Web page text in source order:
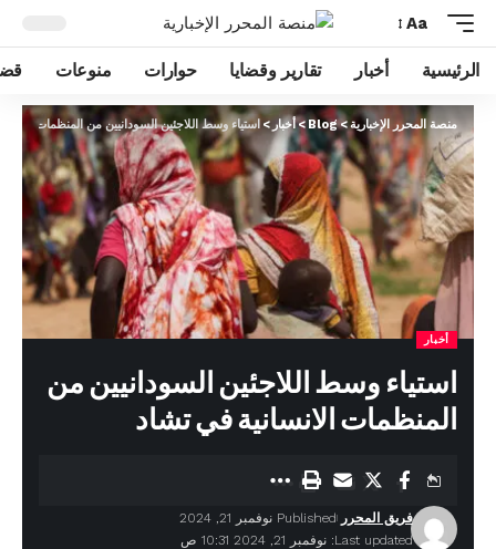
Aa
الرئيسية أخبار تقارير وقضايا حوارات منوعات
منصة المحرر الإخبارية>
Blog
>أخبار > استياء وسط اللاجئين السودانيين من المنظمات
أخبار
استياء وسط اللاجئين السودانيين من
المنظمات الانسانية في تشاد
Last updated: نوفمبر 21, 2024 10:31 ص
فريق المحرر Published نوفمبر 21, 2024